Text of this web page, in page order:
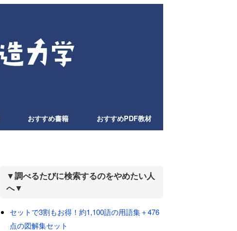
おすすめ書籍 おすすめPDF教材
▼調べるたびに検索するのをやめたい人
へ▼
セットで3割もお得！約1,100語の用語集＋476
点の図解集セット